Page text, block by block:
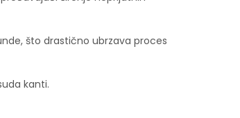
što drastično ubrzava proces
kanti.